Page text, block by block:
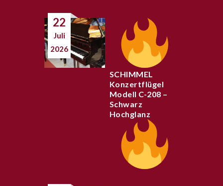
22
Juli
2026
SCHIMMEL
Konzertflügel
Modell C-208 –
Schwarz
Hochglanz